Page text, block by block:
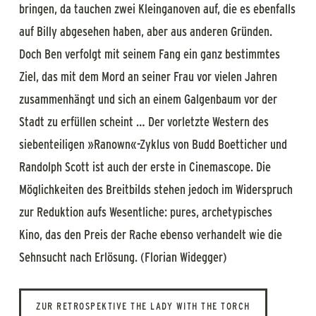
bringen, da tauchen zwei Kleinganoven auf, die es ebenfalls
auf Billy abgesehen haben, aber aus anderen Gründen.
Doch Ben verfolgt mit seinem Fang ein ganz bestimmtes
Ziel, das mit dem Mord an seiner Frau vor vielen Jahren
zusammenhängt und sich an einem Galgenbaum vor der
Stadt zu erfüllen scheint … Der vorletzte Western des
siebenteiligen »Ranown«-Zyklus von Budd Boetticher und
Randolph Scott ist auch der erste in Cinemascope. Die
Möglichkeiten des Breitbilds stehen jedoch im Widerspruch
zur Reduktion aufs Wesentliche: pures, archetypisches
Kino, das den Preis der Rache ebenso verhandelt wie die
Sehnsucht nach Erlösung. (Florian Widegger)
ZUR RETROSPEKTIVE THE LADY WITH THE TORCH